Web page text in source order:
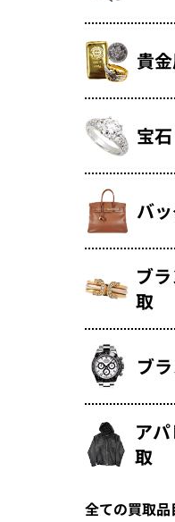
貴
宝
バ
ブ
取
ブ
ア
取
全ての買取